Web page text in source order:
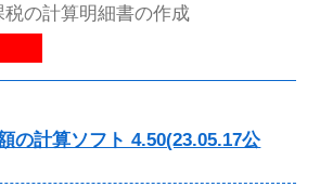
の計算明細書の作成
の計算ソフト 4.50(23.05.17公